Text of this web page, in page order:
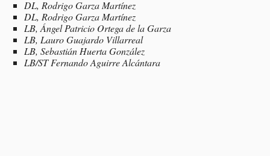
DL, Rodrigo Garza Martínez
DL, Rodrigo Garza Martínez
LB, Ángel Patricio Ortega de la Garza
LB, Lauro Guajardo Villarreal
LB, Sebastián Huerta González
LB/ST Fernando Aguirre Alcántara